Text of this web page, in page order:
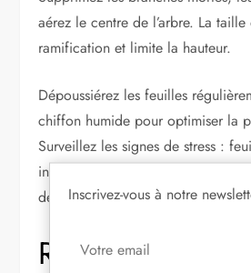
aérez le centre de l’arbre. La
ramification et limite la hauteur.
Dépoussiérez les feuilles
chiffon humide pour optimiser la
Surveillez les signes de stress :
indiquent souvent un arrosage
de lumière.
Rempotage et
Inscrivez-vous à notre